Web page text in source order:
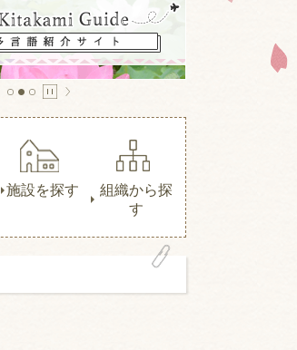
施設を探す
組織から探
す